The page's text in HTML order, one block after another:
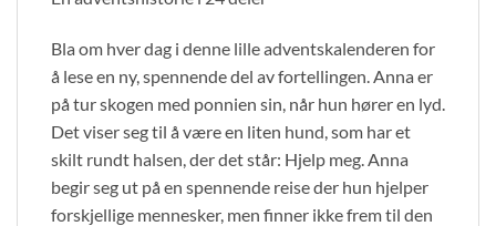
Bla om hver dag i denne lille adventskalenderen for
å lese en ny, spennende del av fortellingen. Anna er
på tur skogen med ponnien sin, når hun hører en lyd.
Det viser seg til å være en liten hund, som har et
skilt rundt halsen, der det står: Hjelp meg. Anna
begir seg ut på en spennende reise der hun hjelper
forskjellige mennesker, men finner ikke frem til den